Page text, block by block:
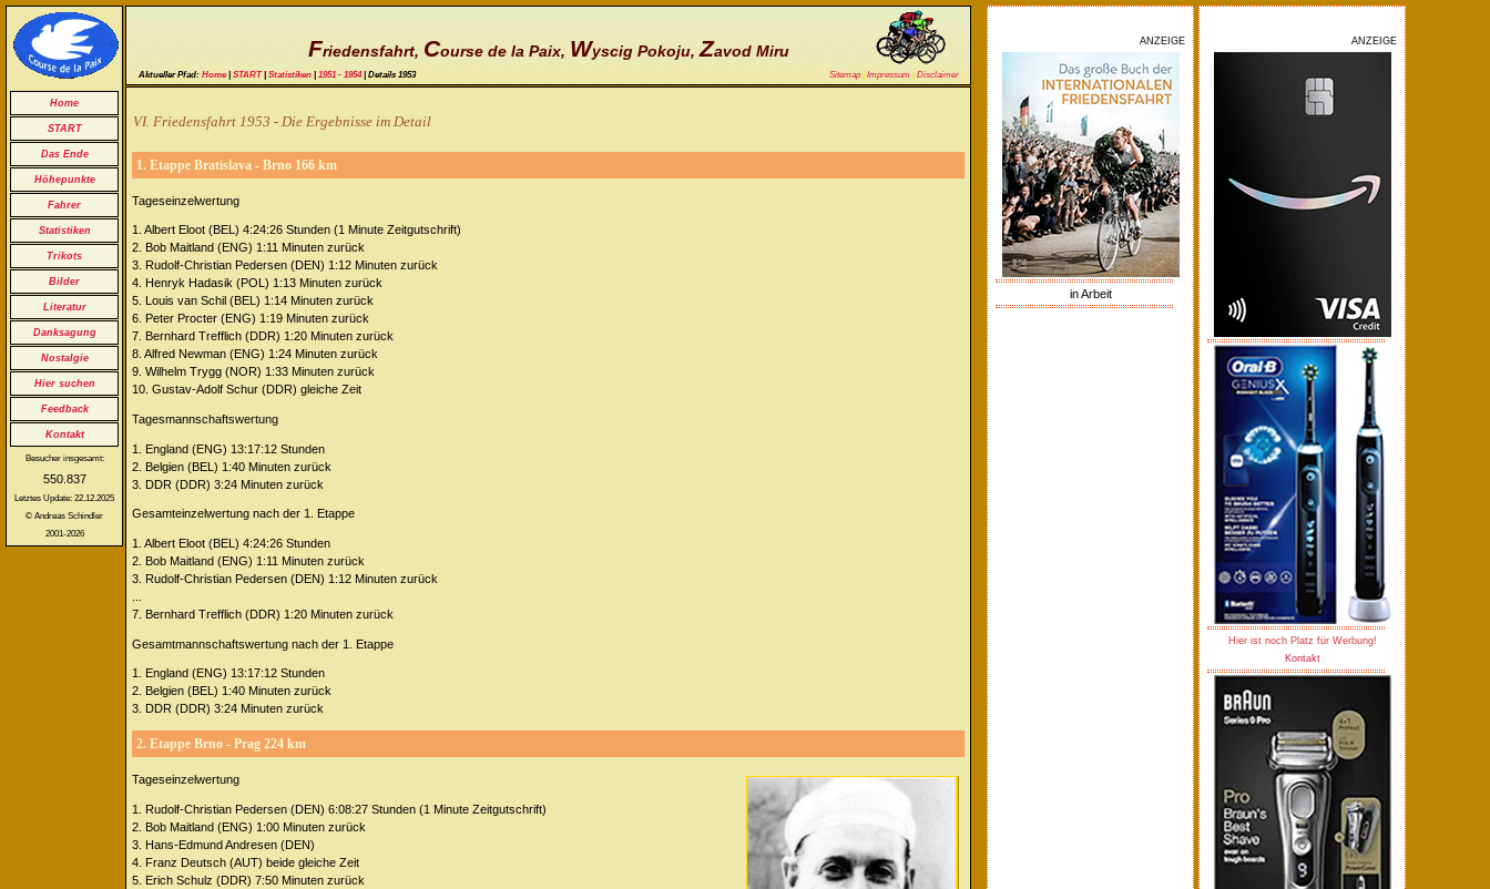
Friedensfahrt, Course de la Paix, Wyscig Pokoju,Zavod Miru
Home
START
Das Ende
Höhepunkte
Fahrer
Statistiken
Trikots
Bilder
Literatur
Danksagung
Nostalgie
Hier suchen
Feedback
Kontakt
Besucher insgesamt:
550.837
Letztes Update: 22.12.2025
© Andreas Schindler
2001-2026
ANZEIGE
in Arbeit
ANZEIGE
Hier ist noch Platz für Werbung!
Kontakt
Aktueller Pfad: Home| START| Statistiken 1951 - 1954| Details 1953 Sitemap| Impressum Disclaimer
VI. Friedensfahrt 1953 - Die Ergebnisse im Detail
1. Etappe Bratislava - Brno 166 km
Tageseinzelwertung
1. Albert Eloot (BEL) 4:24:26 Stunden (1 Minute Zeitgutschrift)
2. Bob Maitland (ENG) 1:11 Minuten zurück
3. Rudolf-Christian Pedersen (DEN) 1:12 Minuten zurück
4. Henryk Hadasik (POL) 1:13 Minuten zurück
5. Louis van Schil (BEL) 1:14 Minuten zurück
6. Peter Procter (ENG) 1:19 Minuten zurück
7. Bernhard Trefflich (DDR) 1:20 Minuten zurück
8. Alfred Newman (ENG) 1:24 Minuten zurück
9. Wilhelm Trygg (NOR) 1:33 Minuten zurück
10. Gustav-Adolf Schur (DDR) gleiche Zeit
Tagesmannschaftswertung
1. England (ENG) 13:17:12 Stunden
2. Belgien (BEL) 1:40 Minuten zurück
3. DDR (DDR) 3:24 Minuten zurück
Gesamteinzelwertung nach der 1. Etappe
1. Albert Eloot (BEL) 4:24:26 Stunden
2. Bob Maitland (ENG) 1:11 Minuten zurück
3. Rudolf-Christian Pedersen (DEN) 1:12 Minuten zurück
7. Bernhard Trefflich (DDR) 1:20 Minuten zurück
Gesamtmannschaftswertung nach der 1. Etappe
1. England (ENG) 13:17:12 Stunden
2. Belgien (BEL) 1:40 Minuten zurück
3. DDR (DDR) 3:24 Minuten zurück
2. Etappe Brno - Prag 224 km
Tageseinzelwertung
1. Rudolf-Christian Pedersen (DEN) 6:08:27 Stunden (1 Minute Zeitgutschrift)
2. Bob Maitland (ENG) 1:00 Minuten zurück
3. Hans-Edmund Andresen (DEN)
4. Franz Deutsch (AUT) beide gleiche Zeit
5. Erich Schulz (DDR) 7:50 Minuten zurück